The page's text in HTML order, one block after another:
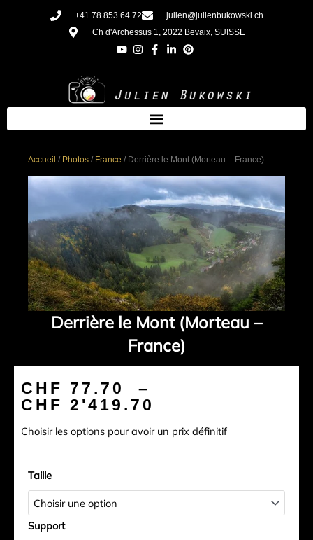
+41 78 853 64 72
julien@julienbukowski.ch
Ch d'Archessus 1, 2022 Bevaix, SUISSE
Accueil / Photos / France / Derrière le Mont (Morteau – France)
Derrière le Mont (Morteau –
France)
CHF 77.70
–
CHF 2'419.70
CHF 77.70
Choisir les options pour avoir un prix définitif
Taille
Support
de
Derrière
le
Mont